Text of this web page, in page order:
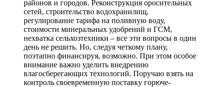
районов и городов. Реконструкция оросительных
сетей, строительство водохранилищ,
регулирование тарифа на поливную воду,
стоимости минеральных удобрений и ГСМ,
нехватка сельхозтехники – все эти вопросы в один
день не решить. Но, следуя четкому плану,
поэтапно финансируя, возможно. При этом особое
внимание важно уделить внедрению
влагосберегающих технологий. Поручаю взять на
контроль своевременную поставку горюче-